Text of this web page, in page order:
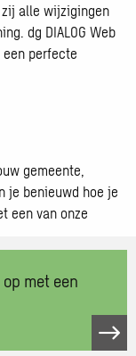
alle wijzigingen
dg DIALOG Web
perfecte
gemeente,
je benieuwd hoe je
een van onze
met een